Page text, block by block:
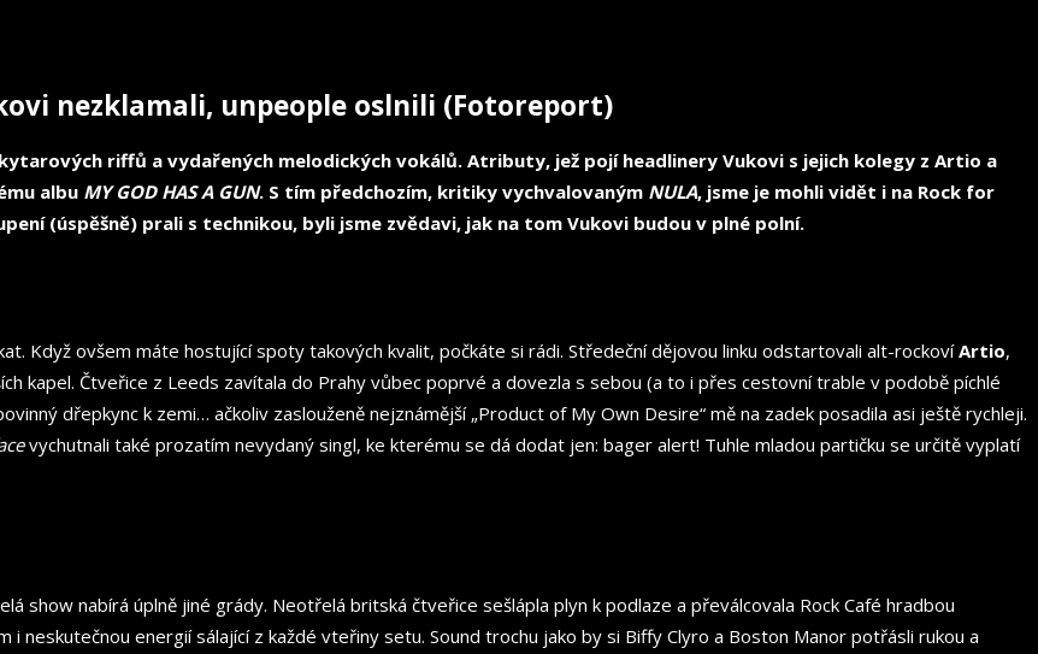
nezklamali, unpeople oslnili (Fotoreport)
riffů a vydařených melodických vokálů. Atributy, jež pojí headlinery Vukovi s jejich kolegy z Artio a
albu MY GOD HAS A GUN. S tím předchozím, kritiky vychvalovaným NULA, jsme je mohli vidět i na Rock for
(úspěšně) prali s technikou, byli jsme zvědavi, jak na tom Vukovi budou v plné polní.
Když ovšem máte hostující spoty takových kvalit, počkáte si rádi. Středeční dějovou linku odstartovali alt-rockovíArtio,
kapel. Čtveřice z Leeds zavítala do Prahy vůbec poprvé a dovezla s sebou (a to i přes cestovní trable v podobě píchlé
dřepkync k zemi… ačkoliv zaslouženě nejznámější „Product of My Own Desire“ mě na zadek posadila asi ještě rychleji.
vychutnali také prozatím nevydaný singl, ke kterému se dá dodat jen: bager alert! Tuhle mladou partičku se určitě vyplatí
show nabírá úplně jiné grády. Neotřelá britská čtveřice sešlápla plyn k podlaze a převálcovala Rock Café hradbou
energií sálající z každé vteřiny setu. Sound trochu jako by si Biffy Clyro a Boston Manor potřásli rukou a